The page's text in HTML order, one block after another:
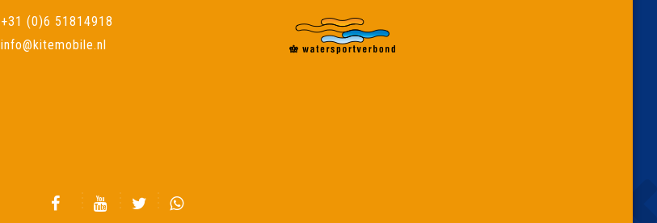
+31 (0)6 51814918
info@kitemobile.nl